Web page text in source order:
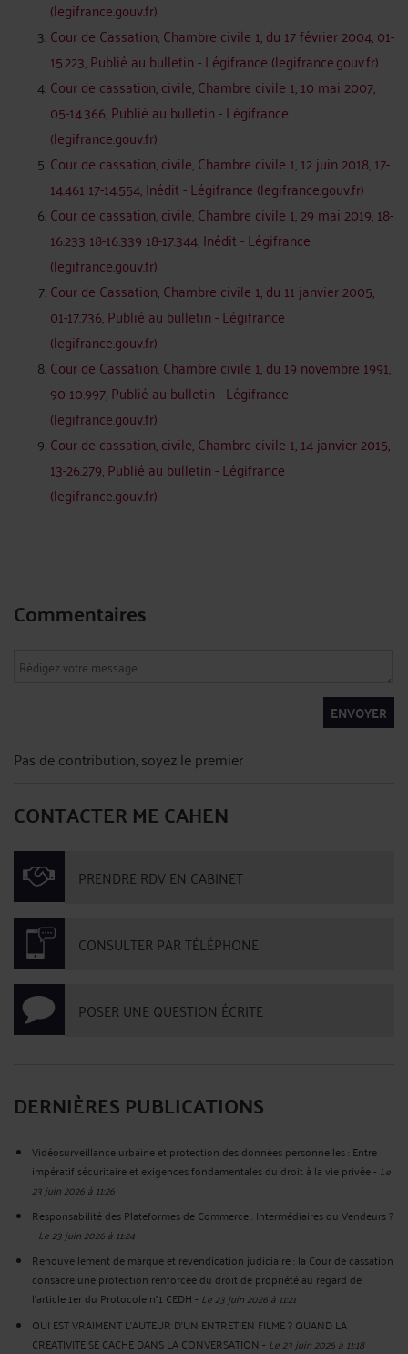
(legifrance.gouv.fr)
Cour de Cassation, Chambre civile 1, du 17 février 2004, 01-
15.223, Publié au bulletin - Légifrance (legifrance.gouv.fr)
Cour de cassation, civile, Chambre civile 1, 10 mai 2007,
05-14.366, Publié au bulletin - Légifrance
(legifrance.gouv.fr)
Cour de cassation, civile, Chambre civile 1, 12 juin 2018, 17-
14.461 17-14.554, Inédit - Légifrance (legifrance.gouv.fr)
Cour de cassation, civile, Chambre civile 1, 29 mai 2019, 18-
16.233 18-16.339 18-17.344, Inédit - Légifrance
(legifrance.gouv.fr)
Cour de Cassation, Chambre civile 1, du 11 janvier 2005,
01-17.736, Publié au bulletin - Légifrance
(legifrance.gouv.fr)
Cour de Cassation, Chambre civile 1, du 19 novembre 1991,
90-10.997, Publié au bulletin - Légifrance
(legifrance.gouv.fr)
Cour de cassation, civile, Chambre civile 1, 14 janvier 2015,
13-26.279, Publié au bulletin - Légifrance
(legifrance.gouv.fr)
Commentaires
ENVOYER
Pas de contribution, soyez le premier
CONTACTER ME CAHEN
PRENDRE RDV EN CABINET
CONSULTER PAR TÉLÉPHONE
POSER UNE QUESTION ÉCRITE
DERNIÈRES PUBLICATIONS
Vidéosurveillance urbaine et protection des données personnelles : Entre
impératif sécuritaire et exigences fondamentales du droit à la vie privée- Le
23 juin 2026 à 11:26
Responsabilité des Plateformes de Commerce : Intermédiaires ou Vendeurs ?
- Le 23 juin 2026 à 11:24
Renouvellement de marque et revendication judiciaire : la Cour de cassation
consacre une protection renforcée du droit de propriété au regard de
l’article 1er du Protocole n°1 CEDH- Le 23 juin 2026 à 11:21
QUI EST VRAIMENT L’AUTEUR D’UN ENTRETIEN FILME ? QUAND LA
CREATIVITE SE CACHE DANS LA CONVERSATION - Le 23 juin 2026 à 11:18